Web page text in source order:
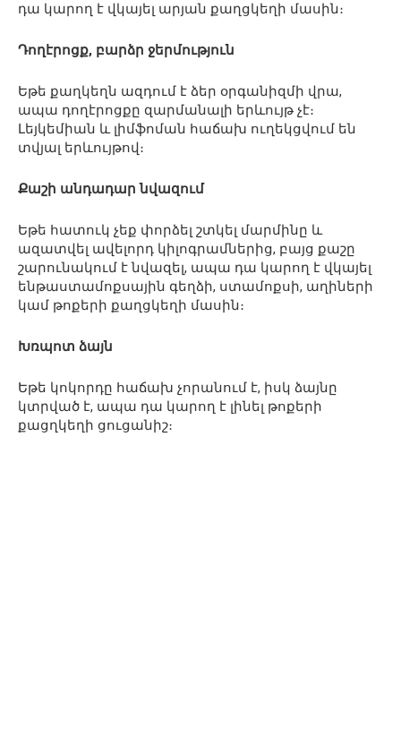
դա կարող է վկայել արյան քաղցկեղի մասին։
Դողէրոցք, բարձր ջերմություն
Եթե քաղկեղն ազդում է ձեր օրգանիզմի վրա,
ապա դողէրոցքը զարմանալի երևույթ չէ։
Լեյկեմիան և լիմֆոման հաճախ ուղեկցվում են
տվյալ երևույթով։
Քաշի անդադար նվազում
Եթե հատուկ չեք փորձել շտկել մարմինը և
ազատվել ավելորդ կիլոգրամներից, բայց քաշը
շարունակում է նվազել, ապա դա կարող է վկայել
ենթաստամոքսային գեղձի, ստամոքսի, աղիների
կամ թոքերի քաղցկեղի մասին։
Խռպոտ ձայն
Եթե կոկորդը հաճախ չորանում է, իսկ ձայնը
կտրված է, ապա դա կարող է լինել թոքերի
քացղկեղի ցուցանիշ։